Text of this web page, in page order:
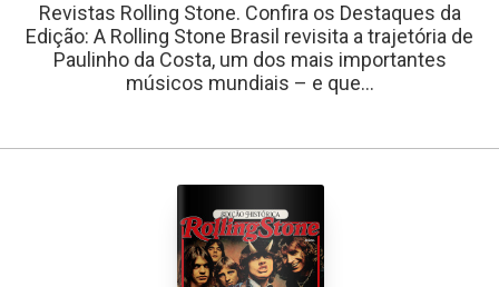
Revistas Rolling Stone. Confira os Destaques da
Edição: A Rolling Stone Brasil revisita a trajetória de
Paulinho da Costa, um dos mais importantes
músicos mundiais – e que...